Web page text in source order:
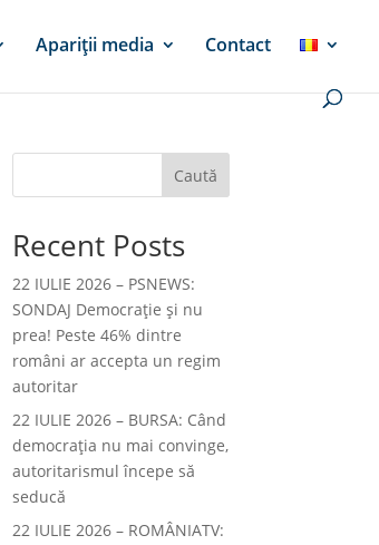
Apariții media Contact
Caută
Recent Posts
22 IULIE 2026 – PSNEWS:
SONDAJ Democrație și nu
prea! Peste 46% dintre
români ar accepta un regim
autoritar
22 IULIE 2026 – BURSA: Când
democraţia nu mai convinge,
autoritarismul începe să
seducă
22 IULIE 2026 – ROMÂNIATV: